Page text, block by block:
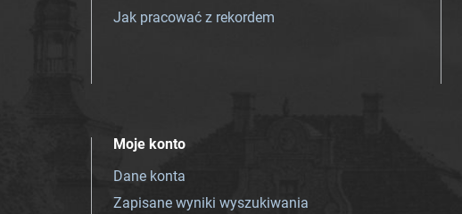
Jak pracować z rekordem
Moje konto
Dane konta
Zapisane wyniki wyszukiwania